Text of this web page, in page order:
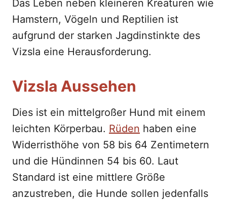
Das Leben neben kleineren Kreaturen wie
Hamstern, Vögeln und Reptilien ist
aufgrund der starken Jagdinstinkte des
Vizsla eine Herausforderung.
Vizsla Aussehen
Dies ist ein mittelgroßer Hund mit einem
leichten Körperbau. Rüden haben eine
Widerristhöhe von 58 bis 64 Zentimetern
und die Hündinnen 54 bis 60. Laut
Standard ist eine mittlere Größe
anzustreben, die Hunde sollen jedenfalls